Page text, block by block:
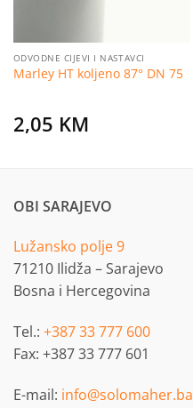
ODVODNE CIJEVI I NASTAVCI
Marley HT koljeno 87° DN 75
2,05 KM
OBI SARAJEVO
Lužansko polje 9
71210 Ilidža – Sarajevo
Bosna i Hercegovina
Tel.: +387 33 777 600
Fax: +387 33 777 601
E-mail: info@solomaher.ba